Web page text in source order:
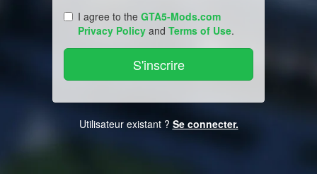
I agree to the GTA5-Mods.com
Privacy Policy and Terms of Use.
Utilisateur existant ? Se connecter.